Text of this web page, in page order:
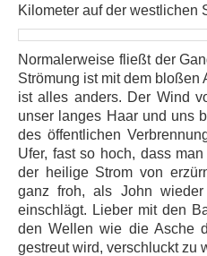
Kilometer auf der westlichen
Normalerweise fließt der
Strömung ist mit dem bloßen
ist alles anders. Der Wind
unser langes Haar und uns
des öffentlichen
Ufer, fast so hoch, dass
der heilige Strom von
ganz froh, als John
einschlägt. Lieber mit den
den Wellen wie die Asche
gestreut wird, verschluckt zu